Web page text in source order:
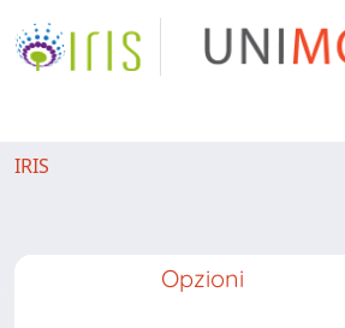
IRIS
Opzioni